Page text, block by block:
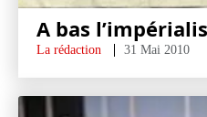
A bas
La rédaction 31 Mai 2010